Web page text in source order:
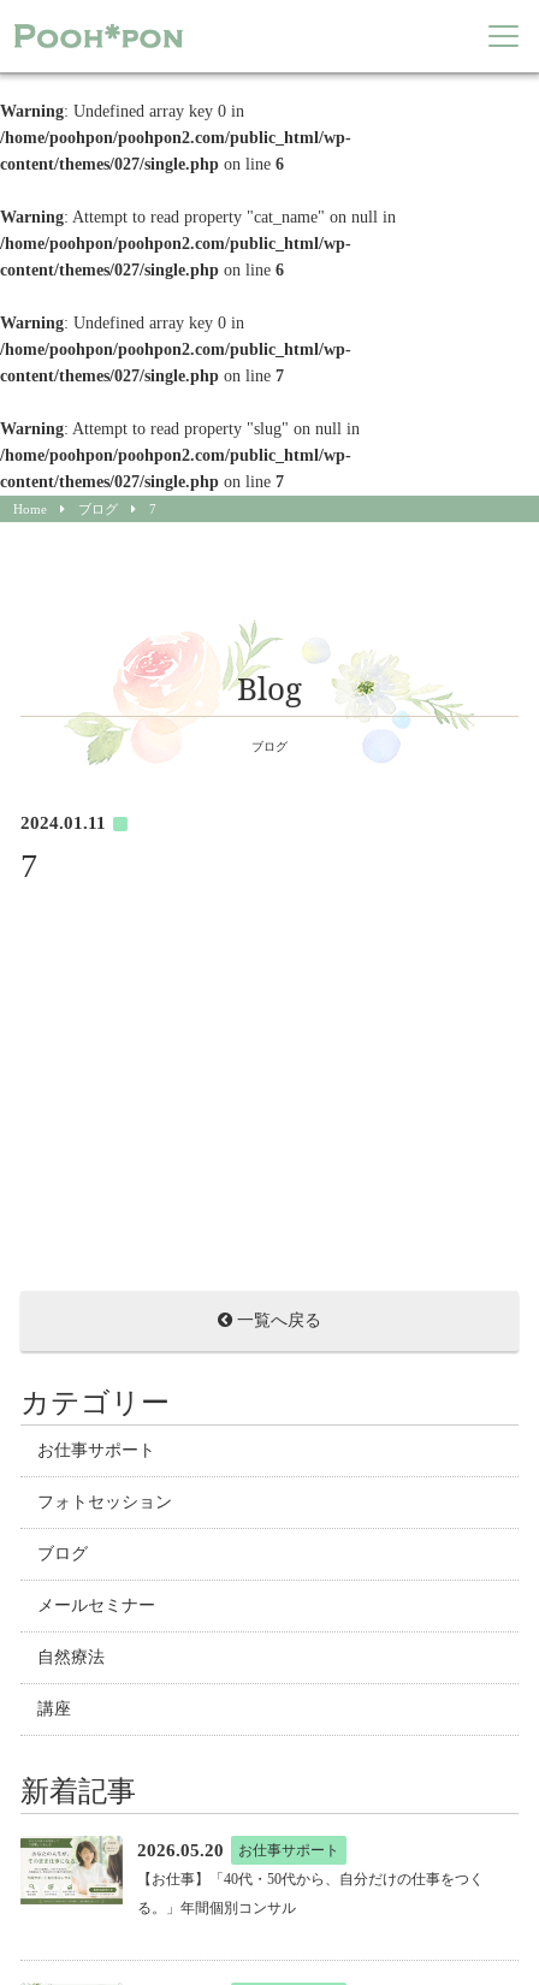
Warning: Undefined array key 0 in
/home/poohpon/poohpon2.com/public_html/wp-
content/themes/027/single.php on line 6
Warning: Attempt to read property "cat_name" on null in
/home/poohpon/poohpon2.com/public_html/wp-
content/themes/027/single.php on line 6
Warning: Undefined array key 0 in
/home/poohpon/poohpon2.com/public_html/wp-
content/themes/027/single.php on line 7
Warning: Attempt to read property "slug" on null in
/home/poohpon/poohpon2.com/public_html/wp-
content/themes/027/single.php on line 7
Home ブログ 7
Blog
ブログ
2024.01.11
7
一覧へ戻る
カテゴリー
お仕事サポート
フォトセッション
ブログ
メールセミナー
自然療法
講座
新着記事
2026.05.20
お仕事サポート
【お仕事】「40代・50代から、自分だけの仕事をつく
る。」年間個別コンサル